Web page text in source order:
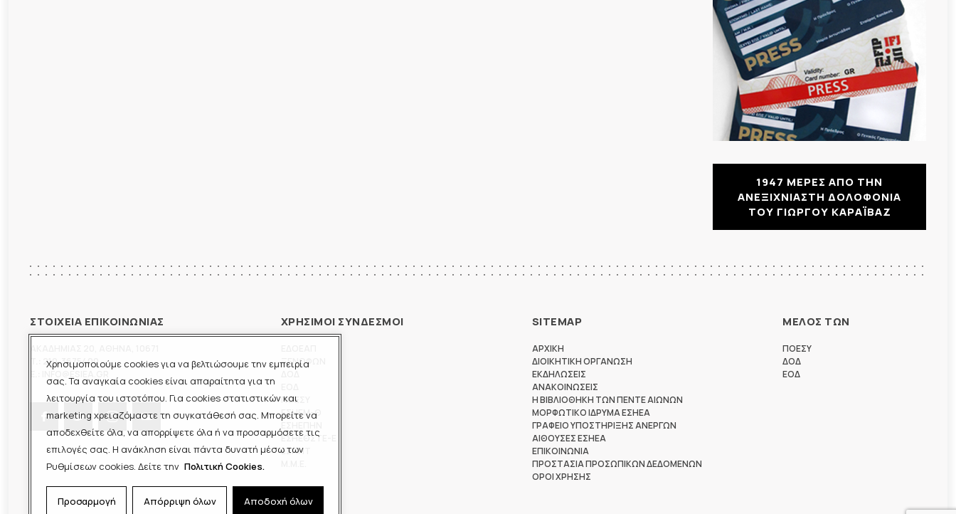
Χρησιμοποιούμε cookies για να βελτιώσουμε την εμπειρία
σας. Τα αναγκαία cookies είναι απαραίτητα για τη
λειτουργία του ιστοτόπου. Για cookies στατιστικών και
marketing χρειαζόμαστε τη συγκατάθεσή σας. Μπορείτε να
αποδεχθείτε όλα, να απορρίψετε όλα ή να προσαρμόσετε τις
επιλογές σας. Η ανάκληση είναι πάντα δυνατή μέσω των
Ρυθμίσεων cookies. Δείτε την Πολιτική Cookies.
Προσαρμογή Απόρριψη όλων Αποδοχή όλων
1947 ΜΕΡΕΣ ΑΠΟ ΤΗΝ
ΑΝΕΞΙΧΝΙΑΣΤΗ ΔΟΛΟΦΟΝΙΑ
ΤΟΥ ΓΙΩΡΓΟΥ ΚΑΡΑΪΒΑΖ
ΣΤΟΙΧΕΙΑ ΕΠΙΚΟΙΝΩΝΙΑΣ
210-3675400
ΧΡΗΣΙΜΟΙ ΣΥΝΔΕΣΜΟΙ
ΞΕΝΟΦΩΝ
ΠΟΕΣΥ
ΕΣΗΕΜ-Θ
ΕΣΗΕΘΣΤΕ-Ε
ΕΣΠΗΤ
SITEMAP
ΑΡΧΙΚΗ
ΔΙΟΙΚΗΤΙΚΗ ΟΡΓΑΝΩΣΗ
ΕΚΔΗΛΩΣΕΙΣ
ΑΝΑΚΟΙΝΩΣΕΙΣ
Η ΒΙΒΛΙΟΘΗΚΗ ΤΩΝ ΠΕΝΤΕ ΑΙΩΝΩΝ
ΜΟΡΦΩΤΙΚΟ ΙΔΡΥΜΑ ΕΣΗΕΑ
ΓΡΑΦΕΙΟ ΥΠΟΣΤΗΡΙΞΗΣ ΑΝΕΡΓΩΝ
ΑΙΘΟΥΣΕΣ ΕΣΗΕΑ
ΕΠΙΚΟΙΝΩΝΙΑ
ΠΡΟΣΤΑΣΙΑ ΠΡΟΣΩΠΙΚΩΝ ΔΕΔΟΜΕΝΩΝ
ΟΡΟΙ ΧΡΗΣΗΣ
ΜΕΛΟΣ ΤΩΝ
ΠΟΕΣΥ
ΔΟΔ
ΕΟΔ